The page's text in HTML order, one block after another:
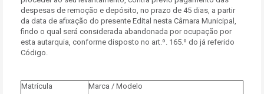
despesas de remoção e depósito, no prazo de 45 dias, a partir
da data de afixação do presente Edital nesta Câmara Municipal,
findo o qual será considerada abandonada por ocupação por
esta autarquia, conforme disposto no art.º. 165.º do já referido
Código.
Matrícula
Marca / Modelo